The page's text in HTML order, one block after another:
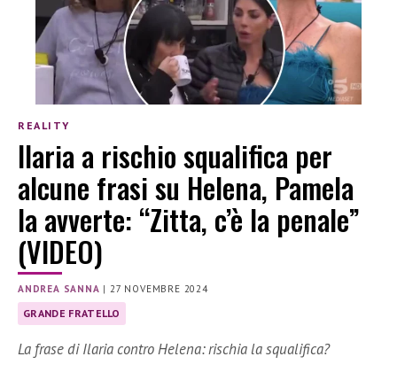
REALITY
Ilaria a rischio squalifica per
alcune frasi su Helena, Pamela
la avverte: “Zitta, c’è la penale”
(VIDEO)
ANDREA SANNA |27 NOVEMBRE 2024
GRANDE FRATELLO
La frase di Ilaria contro Helena: rischia la squalifica?